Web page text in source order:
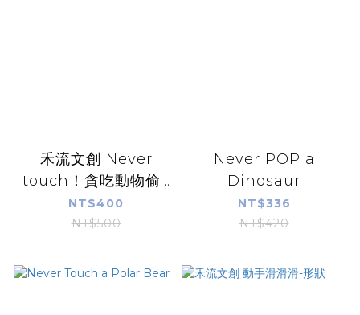
禾流文創 Never
touch！貪吃動物偷...
NT$400
NT$500
Never POP a
Dinosaur
NT$336
NT$420